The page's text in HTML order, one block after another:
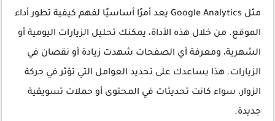
مثل Google Analytics يعد أمرًا أساسيًا لفهم كيفية تطور أداء
الموقع. من خلال هذه الأداة، يمكنك تحليل الزيارات اليومية أو
الشهرية، ومعرفة أي الصفحات شهدت زيادة أو نقصان في
الزيارات. هذا يساعدك على تحديد العوامل التي تؤثر في حركة
الزوار، سواء كانت تحديثات في المحتوى أو حملات تسويقية
جديدة.